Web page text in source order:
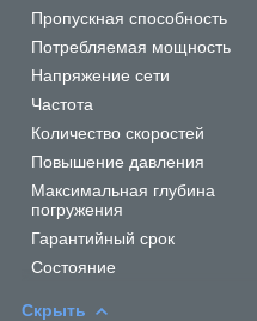
Пропускная способность
Потребляемая мощность
Напряжение сети
Частота
Количество скоростей
Повышение давления
Максимальная глубина
погружения
Гарантийный срок
Состояние
Скрыть